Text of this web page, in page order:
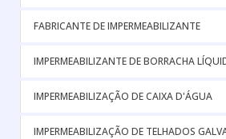
FABRICANTE DE IMPERMEABILIZANTE
IMPERMEABILIZANTE DE BORRACHA
IMPERMEABILIZAÇÃO DE CAIXA D'ÁGUA
IMPERMEABILIZAÇÃO DE TELHADOS